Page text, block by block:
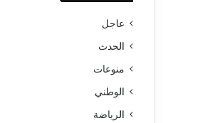
عاجل
الحدث
منوعات
الوطني
الرياضة